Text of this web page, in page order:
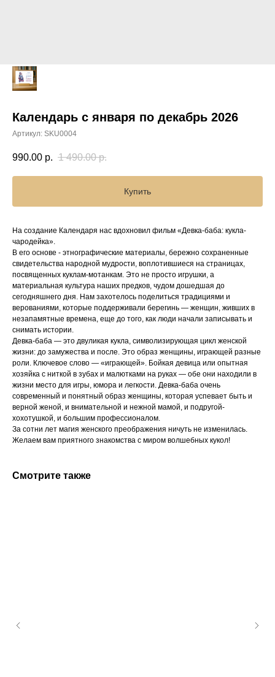
Календарь с января по декабрь 2026
Артикул: SKU0004
990.00 р. 1 490.00 р.
Купить
На создание Календаря нас вдохновил фильм «Девка-баба: кукла-
чародейка».
В его основе - этнографические материалы, бережно сохраненные
свидетельства народной мудрости, воплотившиеся на страницах,
посвященных куклам-мотанкам. Это не просто игрушки, а
материальная культура наших предков, чудом дошедшая до
сегодняшнего дня. Нам захотелось поделиться традициями и
верованиями, которые поддерживали берегинь — женщин, живших в
незапамятные времена, еще до того, как люди начали записывать и
снимать истории.
Девка-баба — это двуликая кукла, символизирующая цикл женской
жизни: до замужества и после. Это образ женщины, играющей разные
роли. Ключевое слово — «играющей». Бойкая девица или опытная
хозяйка с ниткой в зубах и малютками на руках — обе они находили в
жизни место для игры, юмора и легкости. Девка-баба очень
современный и понятный образ женщины, которая успевает быть и
верной женой, и внимательной и нежной мамой, и подругой-
хохотушкой, и большим профессионалом.
За сотни лет магия женского преображения ничуть не изменилась.
Желаем вам приятного знакомства с миром волшебных кукол!
Смотрите также